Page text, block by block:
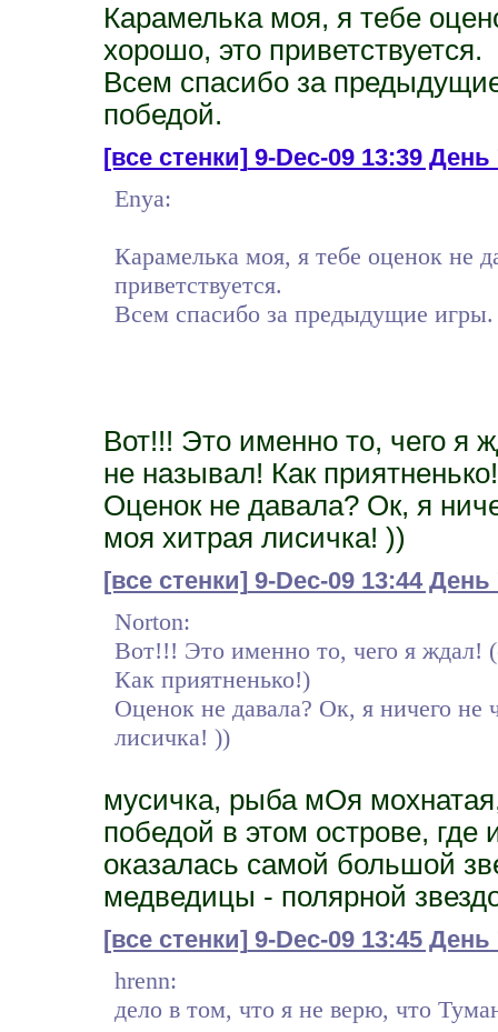
Карамелька моя, я тебе
хорошо, это приветствуется.
Всем спасибо за
победой.
[все стенки]9-Dec-09 13:39 День
Enya:
Карамелька моя, я тебе оценок не
приветствуется.
Всем спасибо за предыдущие игры.
Вот!!! Это именно то, чего я
не называл! Как
Оценок не давала? Ок, я
моя хитрая лисичка! ))
[все стенки] 9-Dec-09 13:44
Norton:
Вот!!! Это именно то, чего я ждал!
Как приятненько!)
Оценок не давала? Ок, я ничего не
лисичка! ))
мусичка, рыба мОя
победой в этом острове,
оказалась самой большой
медведицы - полярной
[все стенки] 9-Dec-09 13:45
hrenn:
дело в том, что я не верю, что